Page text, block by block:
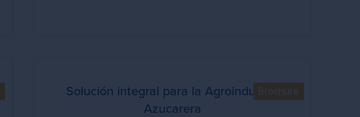
Brochure
Solución integral para la Agroindustria
Azucarera